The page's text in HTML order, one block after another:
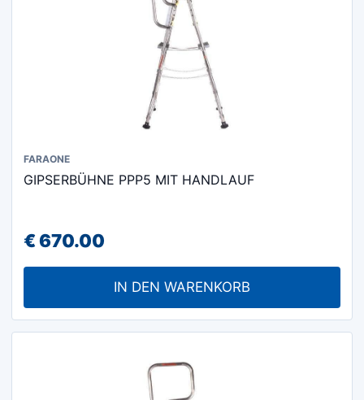
FARAONE
GIPSERBÜHNE PPP5 MIT HANDLAUF
€670.00
IN DEN WARENKORB